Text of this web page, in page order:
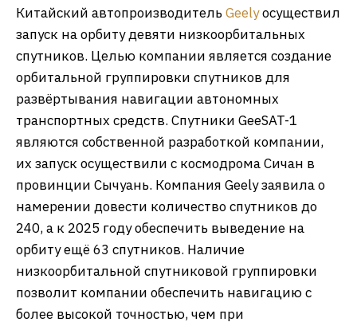
Китайский автопроизводитель Geelyосуществил
запуск на орбиту девяти низкоорбитальных
спутников. Целью компании является создание
орбитальной группировки спутников для
развёртывания навигации автономных
транспортных средств. Спутники GeeSAT-1
являются собственной разработкой компании,
их запуск осуществили с космодрома Сичан в
провинции Сычуань. Компания Geely заявила о
намерении довести количество спутников до
240, а к 2025 году обеспечить выведение на
орбиту ещё 63 спутников. Наличие
низкоорбитальной спутниковой группировки
позволит компании обеспечить навигацию с
более высокой точностью, чем при